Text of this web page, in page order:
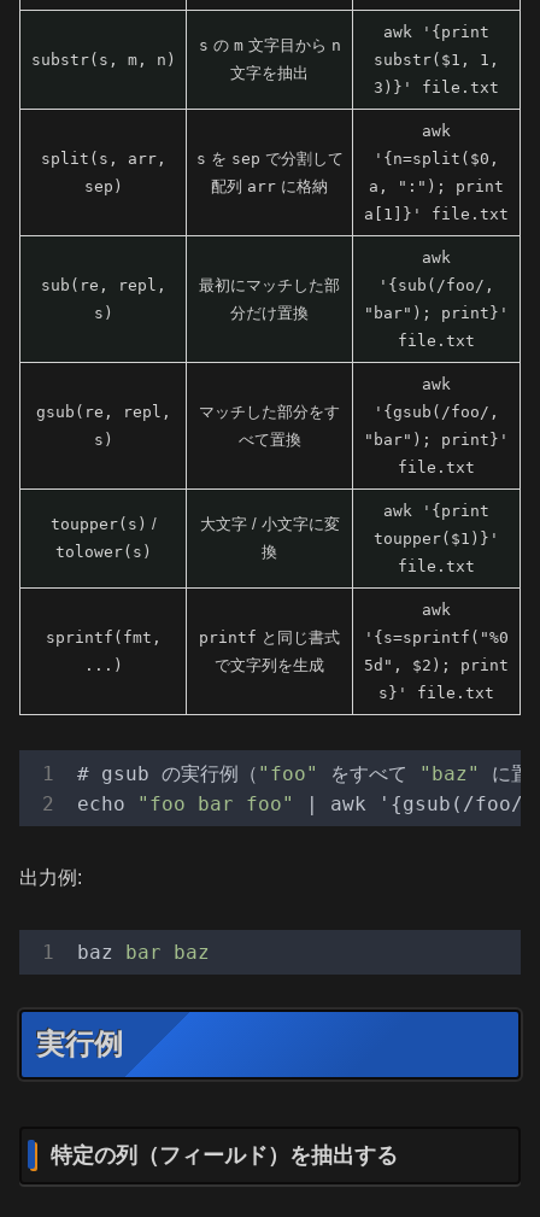
substr(s, m, n)
s の m文字目から n
文字を抽出
awk '{print
substr($1, 1,
3)}' file.txt
split(s, arr,
sep)
s を sep で分割して
配列 arr に格納
awk
'{n=split($0,
a, ":"); print
a[1]}' file.txt
sub(re, repl,
s)
最初にマッチした部
分だけ置換
awk
'{sub(/foo/,
"bar"); print}'
file.txt
gsub(re, repl,
s)
マッチした部分をす
べて置換
awk
'{gsub(/foo/,
"bar"); print}'
file.txt
toupper(s) /
tolower(s)
大文字 / 小文字に変
換
awk '{print
toupper($1)}'
file.txt
sprintf(fmt,
...)
printf と同じ書式
で文字列を生成
awk
'{s=sprintf("%0
5d", $2); print
s}' file.txt
# gsub の実行例（ "foo" をすべて "baz"
に置
echo
"foo bar foo" | awk '{gsub(/
出力例:
baz bar baz
実行例
特定の列（フィールド）を抽出する